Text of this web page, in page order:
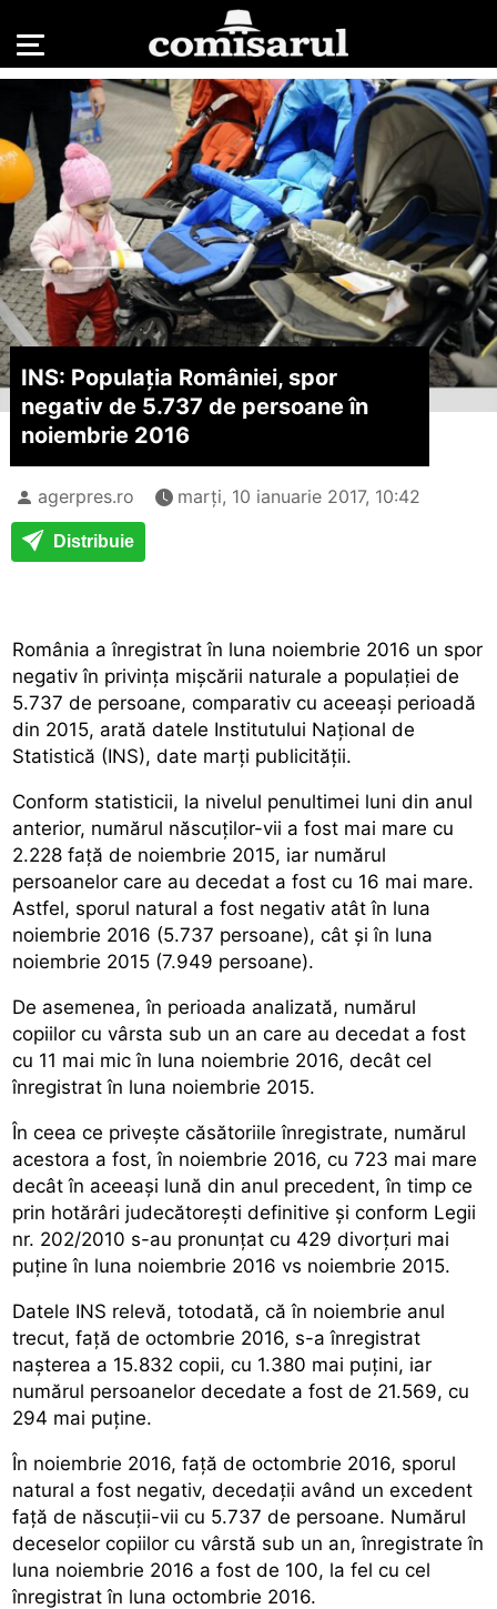
INS: Populația României, spor
negativ de 5.737 de persoane în
noiembrie 2016
agerpres.ro marți, 10 ianuarie 2017, 10:42
Distribuie
România a înregistrat în luna noiembrie 2016 un spor
negativ în privința mișcării naturale a populației de
5.737 de persoane, comparativ cu aceeași perioadă
din 2015, arată datele Institutului Național de
Statistică (INS), date marți publicității.
Conform statisticii, la nivelul penultimei luni din anul
anterior, numărul născuților-vii a fost mai mare cu
2.228 față de noiembrie 2015, iar numărul
persoanelor care au decedat a fost cu 16 mai mare.
Astfel, sporul natural a fost negativ atât în luna
noiembrie 2016 (5.737 persoane), cât și în luna
noiembrie 2015 (7.949 persoane).
De asemenea, în perioada analizată, numărul
copiilor cu vârsta sub un an care au decedat a fost
cu 11 mai mic în luna noiembrie 2016, decât cel
înregistrat în luna noiembrie 2015.
În ceea ce privește căsătoriile înregistrate, numărul
acestora a fost, în noiembrie 2016, cu 723 mai mare
decât în aceeași lună din anul precedent, în timp ce
prin hotărâri judecătorești definitive și conform Legii
nr. 202/2010 s-au pronunțat cu 429 divorțuri mai
puține în luna noiembrie 2016 vs noiembrie 2015.
Datele INS relevă, totodată, că în noiembrie anul
trecut, față de octombrie 2016, s-a înregistrat
nașterea a 15.832 copii, cu 1.380 mai puțini, iar
numărul persoanelor decedate a fost de 21.569, cu
294 mai puține.
În noiembrie 2016, față de octombrie 2016, sporul
natural a fost negativ, decedații având un excedent
față de născuții-vii cu 5.737 de persoane. Numărul
deceselor copiilor cu vârstă sub un an, înregistrate în
luna noiembrie 2016 a fost de 100, la fel cu cel
înregistrat în luna octombrie 2016.